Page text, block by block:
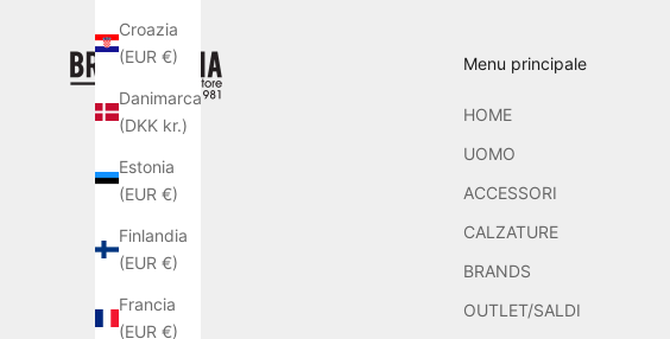
Croazia
(EUR €)
Danimarca
(DKK kr.)
Estonia
(EUR €)
Finlandia
(EUR €)
Francia
(EUR €)
Menu principale
HOME
UOMO
ACCESSORI
CALZATURE
BRANDS
OUTLET/SALDI